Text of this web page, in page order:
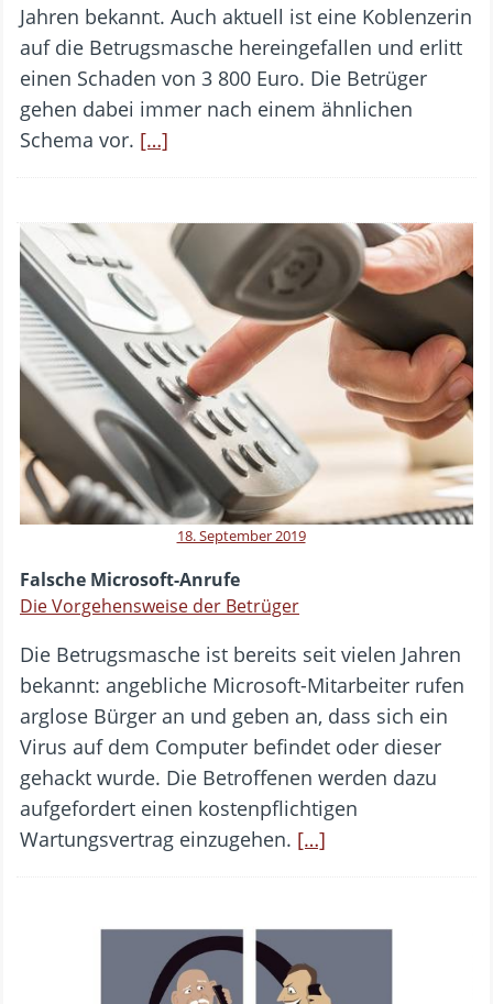
Jahren bekannt. Auch aktuell ist eine Koblenzerin
auf die Betrugsmasche hereingefallen und erlitt
einen Schaden von 3 800 Euro. Die Betrüger
gehen dabei immer nach einem ähnlichen
Schema vor. […]
18. September 2019
Falsche Microsoft-Anrufe
Die Vorgehensweise der Betrüger
Die Betrugsmasche ist bereits seit vielen Jahren
bekannt: angebliche Microsoft-Mitarbeiter rufen
arglose Bürger an und geben an, dass sich ein
Virus auf dem Computer befindet oder dieser
gehackt wurde. Die Betroffenen werden dazu
aufgefordert einen kostenpflichtigen
Wartungsvertrag einzugehen. […]